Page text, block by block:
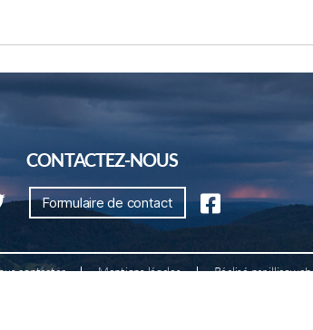
CONTACTEZ-NOUS
Formulaire de contact
contacter Mentions légales Réalisé par illicoweb